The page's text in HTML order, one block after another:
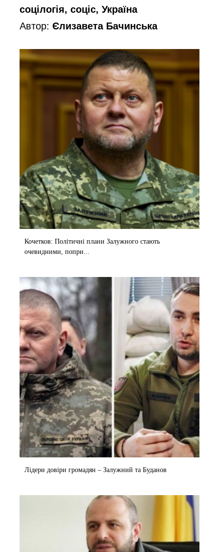
соцілогія, соціс, Україна
Автор:Єлизавета Бачинська
Кочетков: Політичні плани Залужного стають
очевидними, попри...
Лідери довіри громадян – Залужний та Буданов